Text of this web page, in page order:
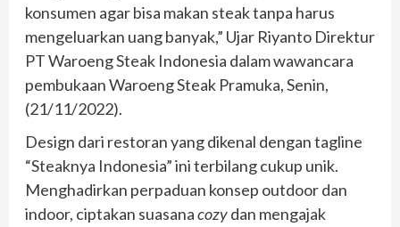
konsumen agar bisa makan steak tanpa harus
mengeluarkan uang banyak,” Ujar Riyanto Direktur
PT Waroeng Steak Indonesia dalam wawancara
pembukaan Waroeng Steak Pramuka, Senin,
(21/11/2022).
Design dari restoran yang dikenal dengan tagline
“Steaknya Indonesia” ini terbilang cukup unik.
Menghadirkan perpaduan konsep outdoor dan
indoor, ciptakan suasanacozydan mengajak